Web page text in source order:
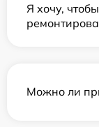
Я хочу,
Можно ли